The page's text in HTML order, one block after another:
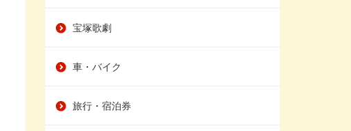
宝塚歌劇
車・バイク
旅行・宿泊券